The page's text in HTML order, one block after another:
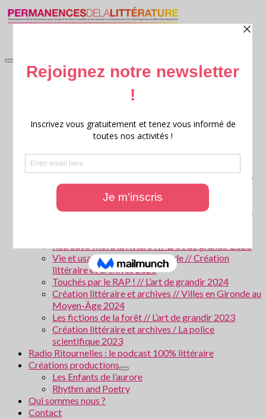
Littérature en jardin
Littérature en jardin 2026
Littérature en jardin 2025
Littérature en jardin 2024
Littérature en jardin 2022
Littérature en jardin 2021
Archives : Littérature en Jardin
Ritournelles, 20 ans de création littéraire transversale
Archives : Festival Ritournelles
Parcours scolaires
Les forêts de Gironde – Patrice Cablat // Création
Retrouve-moi à la rivière ! // L’Art de grandir 2025
Vie et usages de l’eau en Gironde // Création
littéraire et archives 2025
Touchés par le RAP ! // L’art de grandir 2024
Création littéraire et archives // Villes en Gironde au
Moyen-Âge 2024
Les fictions de la forêt // L’art de grandir 2023
Création littéraire et archives / La police
scientifique 2023
Radio Ritournelles : le podcast 100% littéraire
Créations productions
Les Enfants de l’aurore
Rhythm and Poetry
Qui sommes nous ?
Contact